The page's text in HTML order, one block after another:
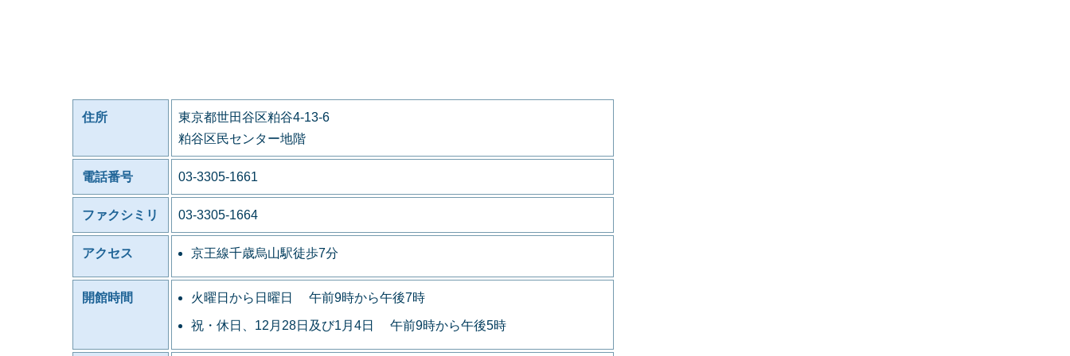
住所
東京都世田谷区粕谷4-13-6
粕谷区民センター地階
電話番号 03-3305-1661
ファクシミリ 03-3305-1664
アクセス 京王線千歳烏山駅徒歩7分
開館時間 火曜日から日曜日 午前9時から午後7時
祝・休日、12月28日及び1月4日 午前9時から午後5時